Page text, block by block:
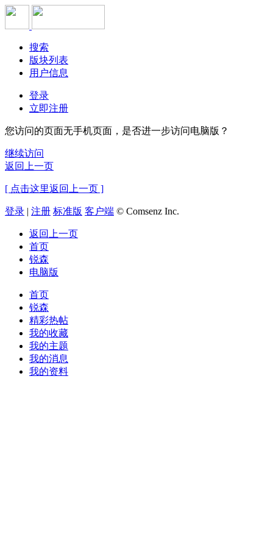
搜索
版块列表
用户信息
登录
立即注册
您访问的页面无手机页面，是否进一步访问电脑版？
继续访问
返回上一页
[ 点击这里返回上一页 ]
登录 | 注册 标准版 客户端 © Comsenz Inc.
返回上一页
首页
锐森
电脑版
首页
锐森
精彩热帖
我的收藏
我的主题
我的消息
我的资料